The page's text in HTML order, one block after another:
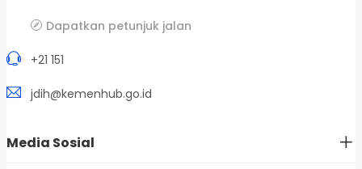
Dapatkan petunjuk jalan
+21 151
jdih@kemenhub.go.id
Media Sosial